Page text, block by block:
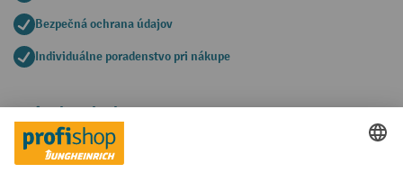
Bezpečná ochrana údajov
Individuálne poradenstvo pri nákupe
Spôsoby platby
Creditcard (Master)Creditcard (Visa)